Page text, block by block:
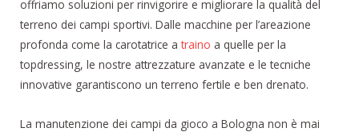
offriamo soluzioni per rinvigorire e migliorare la qualità del
terreno dei campi sportivi. Dalle macchine per l’areazione
profonda come la carotatrice atraino a quelle per la
topdressing, le nostre attrezzature avanzate e le tecniche
innovative garantiscono un terreno fertile e ben drenato.
La manutenzione dei campi da gioco a Bologna non è mai